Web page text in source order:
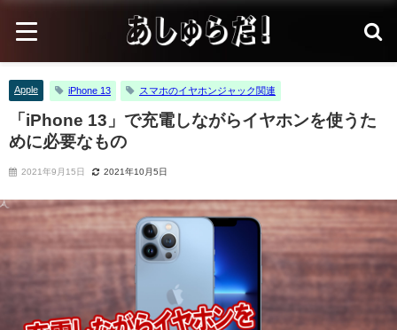
Apple iPhone 13 スマホのイヤホンジャック関連
「iPhone 13」で充電しながらイヤホンを使うた
めに必要なもの
2021年9月15日 2021年10月5日